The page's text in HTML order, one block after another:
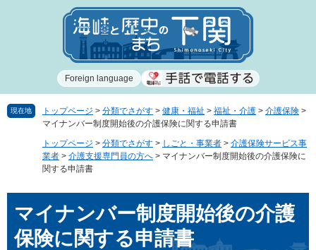
で
ば
Foreign language
現在地 トップページ > 分類でさがす > 健康・福祉 > 福祉・介護 > 介護保険 >
マイナンバー制度開始後の介護保険に関する申請書
トップページ > 分類でさがす > しごと・事業者 > 介護保険サービス事
業者 > 介護支援専門員の方へ > マイナンバー制度開始後の介護保険に
関する申請書
マイナンバー制度開始後の介護
保険に関する申請書